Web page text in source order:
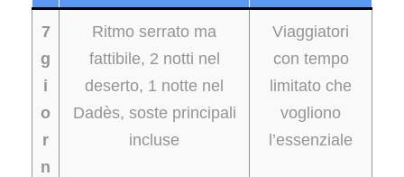
7
g
i
o
r
n
Ritmo serrato ma
fattibile, 2 notti nel
deserto, 1 notte nel
Dadès, soste principali
incluse
Viaggiatori
con tempo
limitato che
vogliono
l’essenziale